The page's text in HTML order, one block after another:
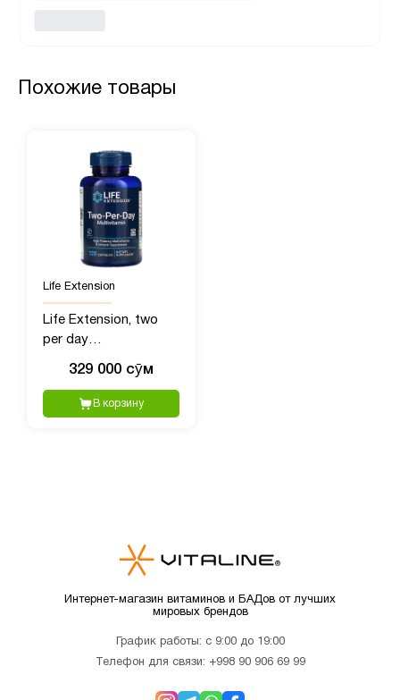
Похожие товары
Life Extension
Life Extension, two
per day
приема два раза в
день, 120 капсул
329 000 сӯм
В корзину
Интернет-магазин витаминов и БАДов от лучших
мировых брендов
График работы: с 9:00 до 19:00
Телефон для связи: +998 90 906 69 99